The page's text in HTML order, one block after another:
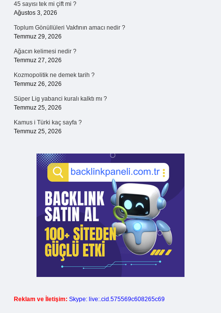
45 sayısı tek mi çift mi ?
Ağustos 3, 2026
Toplum Gönüllüleri Vakfının amacı nedir ?
Temmuz 29, 2026
Ağacın kelimesi nedir ?
Temmuz 27, 2026
Kozmopolitik ne demek tarih ?
Temmuz 26, 2026
Süper Lig yabanci kuralı kalktı mı ?
Temmuz 25, 2026
Kamus i Türki kaç sayfa ?
Temmuz 25, 2026
Reklam ve İletişim: Skype: live:.cid.575569c608265c69